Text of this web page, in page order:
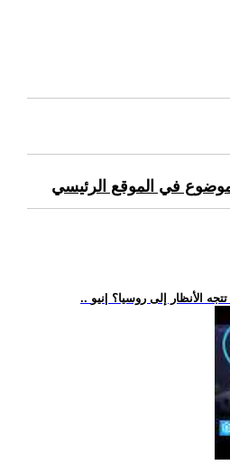
في الموقع الرئيسي
الأنظار إلى روسيا؟ |نيو